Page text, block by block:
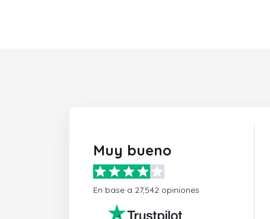
Muy bueno
En base a 27,542 opiniones